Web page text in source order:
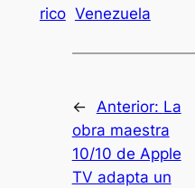
rico Venezuela
← Anterior: La
obra maestra
10/10 de Apple
TV adapta un